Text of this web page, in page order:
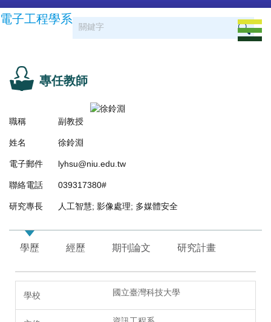
跳
到
區
電子工程學系
專任教師
職稱 副教授
姓名 徐鈴淵
電子郵件 lyhsu@niu.edu.tw
聯絡電話 039317380#
研究專長 人工智慧; 影像處理; 多媒體安全
學歷 經歷 期刊論文 研究計畫
國立臺灣科技大學